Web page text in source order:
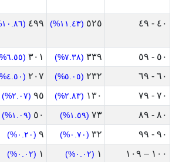
٤٠ - ٤٩ ٥٢٥ (١١.٤٣%) ٤٩٩ (١٠.٨٦%)
٥٠ - ٥٩ ٣٣٩ (٧.٣٨%) ٣٠١ (٦.٥٥%)
٦٠ - ٦٩ ٢٣٢ (٥.٠٥%) ٢٠٧ (٤.٥٠%)
٧٠ - ٧٩ ١٣٠ (٢.٨٣%) ٩٥ (٢.٠٧%)
٨٠ - ٨٩ ٧٣ (١.٥٩%) ٥٠ (١.٠٩%)
٩٠ - ٩٩ ٣٢ (٠.٧٠%) ٩ (٠.٢٠%)
١٠٠ – ١٠٩ ١ (٠.٠٢%) ١ (٠.٠٢%)